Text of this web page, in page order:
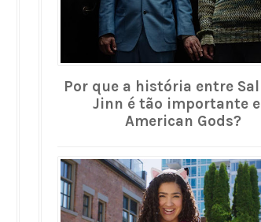
Por que a história entre
Jinn é tão importante
American Gods?